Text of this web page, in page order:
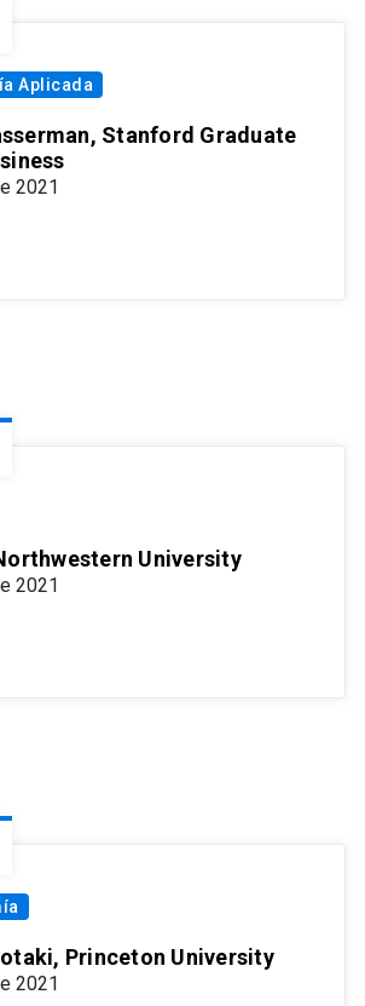
Aplicada
Stanford Graduate
2021
University
2021
Princeton University
2021